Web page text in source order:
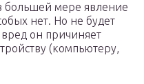
большей мере явление
нет. Но не будет
он причиняет
(компьютеру,